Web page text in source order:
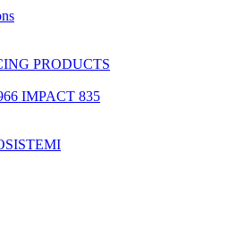
PRODUCTS
IMPACT 835